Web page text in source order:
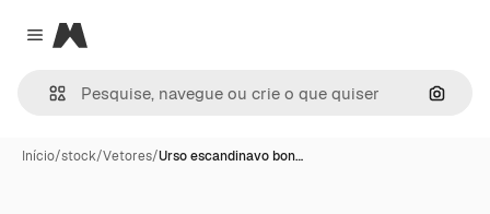
Close menu
Magnific
Início/stock/Vetores/Urso escandinavo bon…